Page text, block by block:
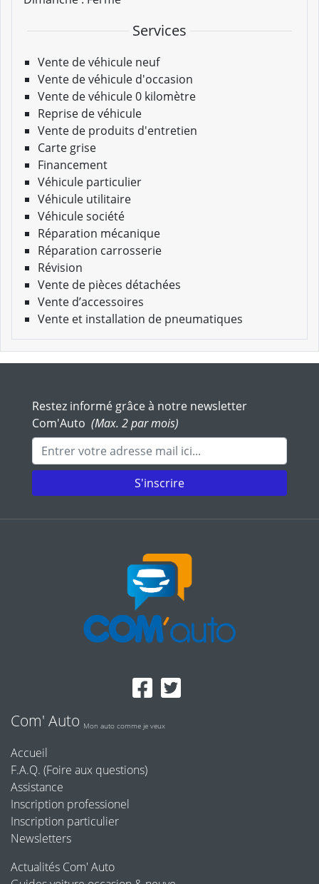
Services
Vente de véhicule neuf
Vente de véhicule d'occasion
Vente de véhicule 0 kilomètre
Reprise de véhicule
Vente de produits d'entretien
Carte grise
Financement
Véhicule particulier
Véhicule utilitaire
Véhicule société
Réparation mécanique
Réparation carrosserie
Révision
Vente de pièces détachées
Vente d’accessoires
Vente et installation de pneumatiques
Restez informé grâce à notre newsletter
Com'Auto (Max. 2 par mois)
Adresse mail
S'inscrire
Com' Auto Mon auto comme je veux
Accueil
F.A.Q. (Foire aux questions)
Assistance
Inscription professionel
Inscription particulier
Newsletters
Actualités Com' Auto